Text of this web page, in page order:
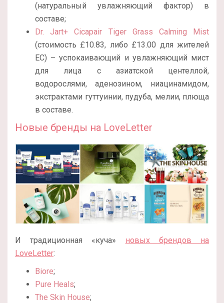
(натуральный увлажняющий фактор) в
составе;
Dr. Jart+ Cicapair Tiger Grass Calming Mist
(стоимость £10.83, либо £13.00 для жителей
ЕС) – успокаивающий и увлажняющий мист
для лица с азиатской центеллой,
водорослями, аденозином, ниацинамидом,
экстрактами гуттуинии, пудуба, мелии, плюща
в составе.
Новые бренды на LoveLetter
И традиционная «куча» новых брендов на
LoveLetter:
Biore;
Pure Heals;
The Skin House;